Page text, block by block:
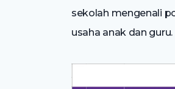
sekolah mengenali
usaha anak dan guru.